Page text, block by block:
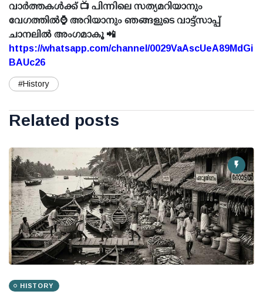
വാർത്തകൾക്ക് 📺 പിന്നിലെ സത്യമറിയാനും
വേഗത്തിൽ⌚ അറിയാനും ഞങ്ങളുടെ വാട്ട്സാപ്പ്
ചാനലിൽ അംഗമാകൂ 📲
https://whatsapp.com/channel/0029VaAscUeA89MdGi
BAUc26
#History
Related posts
HISTORY